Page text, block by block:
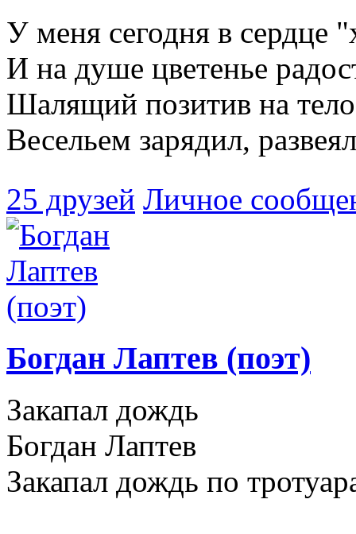
У меня сегодня в сердце
И на душе цветенье
Шалящий позитив на
Весельем зарядил,
25 друзей Личное
Богдан Лаптев (поэт)
Закапал дождь
Богдан Лаптев
Закапал дождь по